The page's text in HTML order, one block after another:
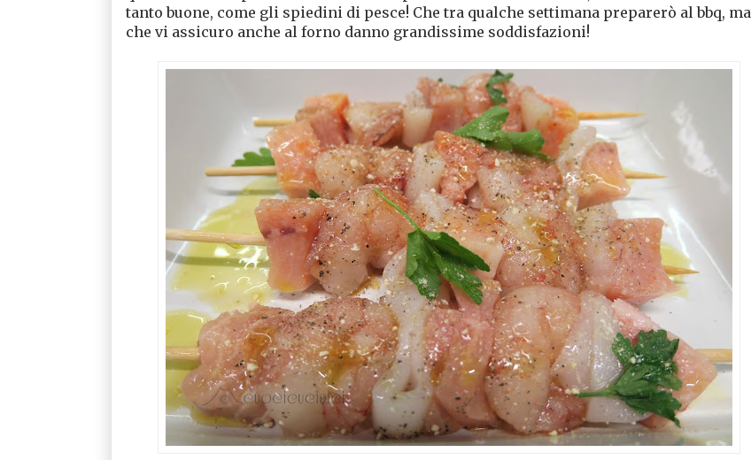
tanto buone, come gli spiedini di pesce! Che tra qualche settimana preparerò al bbq, ma
che vi assicuro anche al forno danno grandissime soddisfazioni!